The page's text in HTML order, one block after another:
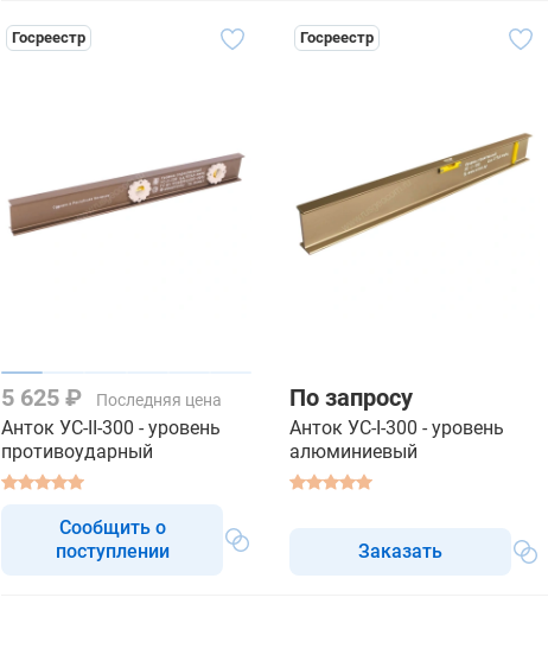
Госреестр
5 625 ₽ Последняя цена
Анток УС-II-300 - уровень
противоударный
Сообщить о
поступлении
Госреестр
По запросу
Анток УС-I-300 - уровень
алюминиевый
Заказать